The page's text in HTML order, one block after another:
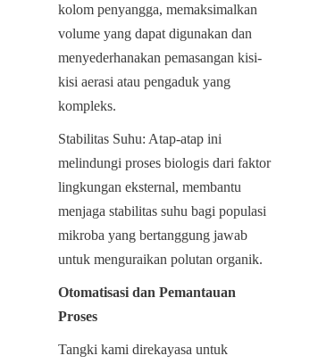
kolom penyangga, memaksimalkan
volume yang dapat digunakan dan
menyederhanakan pemasangan kisi-
kisi aerasi atau pengaduk yang
kompleks.
Stabilitas Suhu: Atap-atap ini
melindungi proses biologis dari faktor
lingkungan eksternal, membantu
menjaga stabilitas suhu bagi populasi
mikroba yang bertanggung jawab
untuk menguraikan polutan organik.
Otomatisasi dan Pemantauan
Proses
Tangki kami direkayasa untuk